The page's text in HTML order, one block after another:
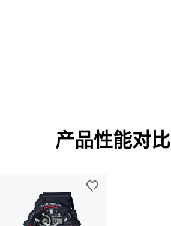
产品性能对比